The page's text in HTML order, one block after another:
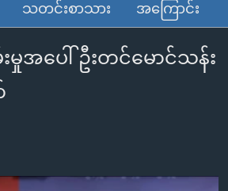
အလွန်
သတင်းစာသား အကြောင်း
အပေါ် ဦးတင်မောင်သန်း